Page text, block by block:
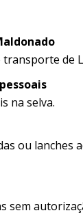
de
na selva.
ou
sem